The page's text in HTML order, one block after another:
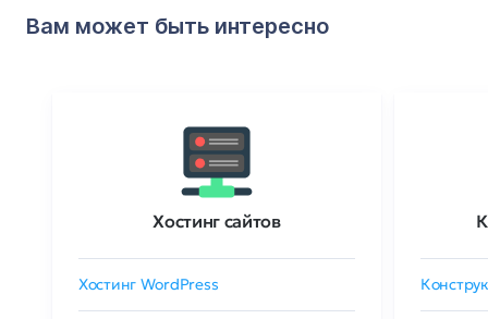
Вам может быть интересно
Хостинг сайтов
Хостинг WordPress